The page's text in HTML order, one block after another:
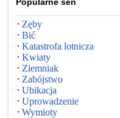
Zęby
Bić
Katastrofa lotnicza
Kwiaty
Ziemniak
Zabójstwo
Ubikacja
Uprowadzenie
Wymioty